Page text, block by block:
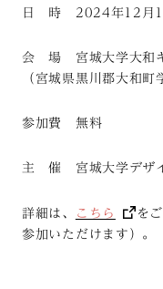
日 時 2024年12月
会 場 宮城大学大和
（宮城県黒川郡大和町
参加費 無料
主 催 宮城大学デザ
詳細は、 こちら
を
参加いただけます）。